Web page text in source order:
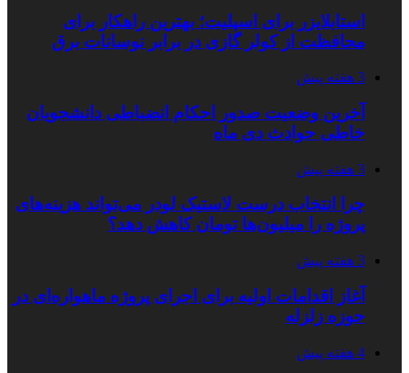
استابلایزر برای اسپلیت؛ بهترین راهکار برای
محافظت از کولر گازی در برابر نوسانات برق
3 هفته پیش
آخرین وضعیت صدور احکام انضباطی دانشجویان
خاطی حوادث دی ماه
3 هفته پیش
چرا انتخاب درست لاستیک لودر می‌تواند هزینه‌های
پروژه را میلیون‌ها تومان کاهش دهد؟
3 هفته پیش
آغاز اقدامات اولیه برای اجرای پروژه ماهواره‌ای در
حوزه زلزله
4 هفته پیش